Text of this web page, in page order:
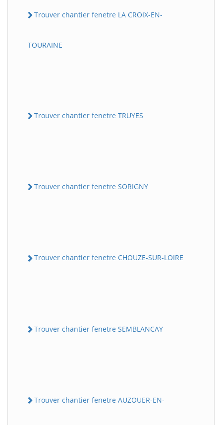
Trouver chantier fenetre LA CROIX-EN-
TOURAINE
Trouver chantier fenetre TRUYES
Trouver chantier fenetre SORIGNY
Trouver chantier fenetre CHOUZE-SUR-LOIRE
Trouver chantier fenetre SEMBLANCAY
Trouver chantier fenetre AUZOUER-EN-